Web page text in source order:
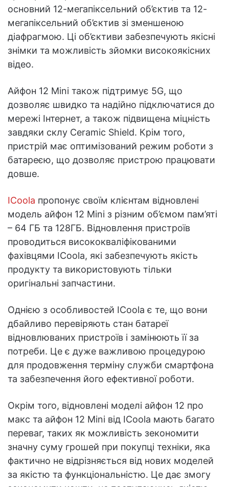
основний 12-мегапіксельний об’єктив та 12-
мегапіксельний об’єктив зі зменшеною
діафрагмою. Ці об’єктиви забезпечують якісні
знімки та можливість зйомки високоякісних
відео.
Айфон 12 Mini також підтримує 5G, що
дозволяє швидко та надійно підключатися до
мережі Інтернет, а також підвищена міцність
завдяки склу Ceramic Shield. Крім того,
пристрій має оптимізований режим роботи з
батареєю, що дозволяє пристрою працювати
довше.
ICoola пропонує своїм клієнтам відновлені
модель айфон 12 Mini з різним об’ємом пам’яті
– 64 ГБ та 128ГБ. Відновлення пристроїв
проводиться висококваліфікованими
фахівцями ICoola, які забезпечують якість
продукту та використовують тільки
оригінальні запчастини.
Однією з особливостей ICoola є те, що вони
дбайливо перевіряють стан батареї
відновлюваних пристроїв і замінюють її за
потреби. Це є дуже важливою процедурою
для продовження терміну служби смартфона
та забезпечення його ефективної роботи.
Окрім того, відновлені моделі айфон 12 про
макс та айфон 12 Mini від ICoola мають багато
переваг, таких як можливість зекономити
значну суму грошей при покупці техніки, яка
фактично не відрізняється від нових моделей
за якістю та функціональністю. Це дає змогу